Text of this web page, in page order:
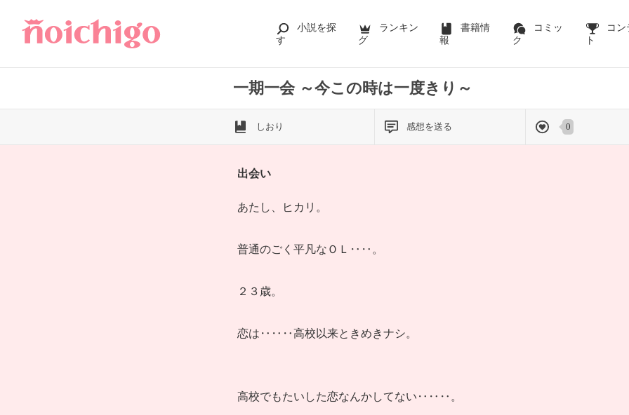
小説を探
す
ランキン
グ
書籍情
報
コミッ
ク
コン
ト
一期一会 ～今この時は一度きり～
しおり 感想を送る 0
出会い
あたし、ヒカリ。
普通のごく平凡なＯＬ‥‥。
２３歳。
恋は‥‥‥高校以来ときめきナシ。
高校でもたいした恋なんかしてない‥‥‥。